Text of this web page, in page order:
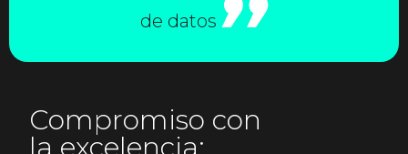
de datos
Compromiso con
la excelencia: